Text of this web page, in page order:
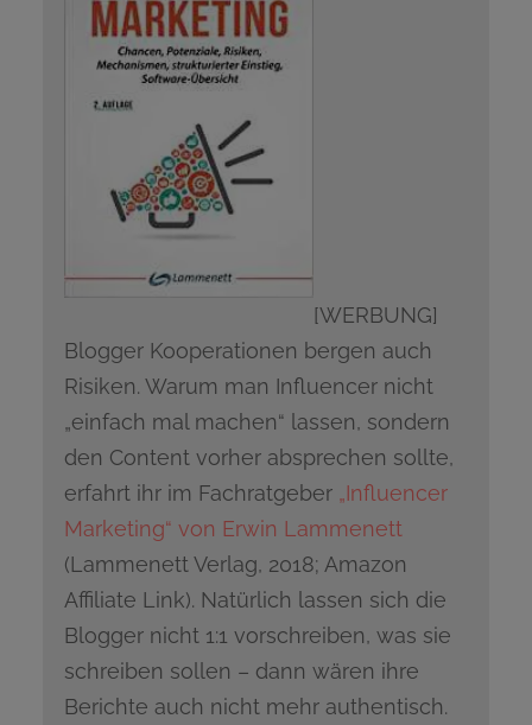
[WERBUNG]
Blogger Kooperationen bergen auch
Risiken. Warum man Influencer nicht
„einfach mal machen“ lassen, sondern
den Content vorher absprechen sollte,
erfahrt ihr im Fachratgeber „Influencer
Marketing“ von Erwin Lammenett
(Lammenett Verlag, 2018; Amazon
Affiliate Link). Natürlich lassen sich die
Blogger nicht 1:1 vorschreiben, was sie
schreiben sollen – dann wären ihre
Berichte auch nicht mehr authentisch.